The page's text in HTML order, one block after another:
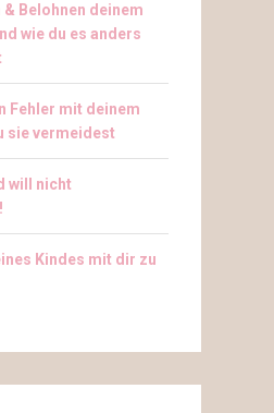
& Belohnen deinem
wie du es anders
Fehler mit deinem
sie vermeidest
will nicht
Kindes mit dir zu